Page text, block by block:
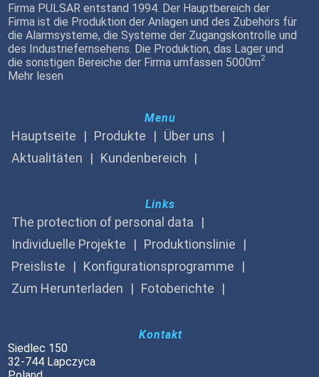
Firma PULSAR entstand 1994. Der Hauptbereich der
Firma ist die Produktion der Anlagen und des Zubehörs für
die Alarmsysteme, die Systeme der Zugangskontrolle und
des Industriefernsehens. Die Produktion, das Lager und
die sonstigen Bereiche der Firma umfassen 5000m2
Mehr lesen
Menu
Hauptseite Produkte
Über uns
Aktualitäten
Kundenbereich
Links
The protection of personal data
Individuelle Projekte
Produktionslinie
Preisliste
Konfigurationsprogramme
Zum Herunterladen
Fotoberichte
Kontakt
Siedlec 150
32-744 Lapczyca